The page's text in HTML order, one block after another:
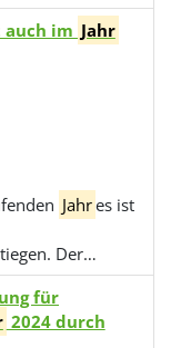
im Jahr
Jahres ist
Der…
für
2024 durch